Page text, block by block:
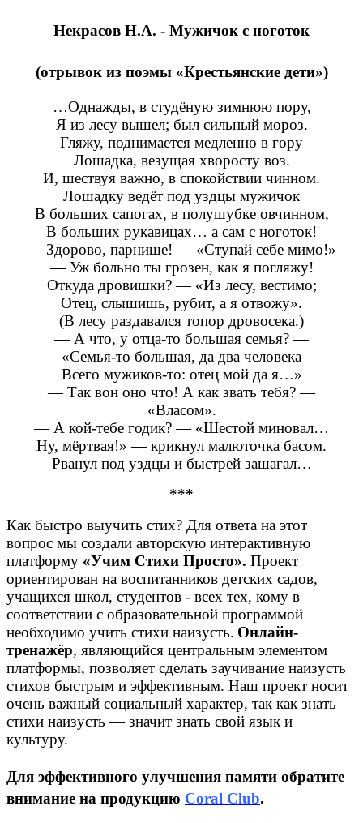
Некрасов Н.А. - Мужичок с ноготок
(отрывок из поэмы «Крестьянские дети»)
…Однажды, в студёную зимнюю пору,
Я из лесу вышел; был сильный мороз.
Гляжу, поднимается медленно в гору
Лошадка, везущая хворосту воз.
И, шествуя важно, в спокойствии чинном.
Лошадку ведёт под уздцы мужичок
В больших сапогах, в полушубке овчинном,
В больших рукавицах… а сам с ноготок!
— Здорово, парнище! — «Ступай себе мимо!»
— Уж больно ты грозен, как я погляжу!
Откуда дровишки? — «Из лесу, вестимо;
Отец, слышишь, рубит, а я отвожу».
(В лесу раздавался топор дровосека.)
— А что, у отца-то большая семья? —
«Семья-то большая, да два человека
Всего мужиков-то: отец мой да я…»
— Так вон оно что! А как звать тебя? —
«Власом».
— А кой-тебе годик? — «Шестой миновал…
Ну, мёртвая!» — крикнул малюточка басом.
Рванул под уздцы и быстрей зашагал…
***
Как быстро выучить стих? Для ответа на этот
вопрос мы создали авторскую интерактивную
платформу «Учим Стихи Просто». Проект
ориентирован на воспитанников детских садов,
учащихся школ, студентов - всех тех, кому в
соответствии с образовательной программой
необходимо учить стихи наизусть. Онлайн-
тренажёр, являющийся центральным элементом
платформы, позволяет сделать заучивание наизусть
стихов быстрым и эффективным. Наш проект носит
очень важный социальный характер, так как знать
стихи наизусть — значит знать свой язык и
культуру.
Для эффективного улучшения памяти обратите
внимание на продукцию Coral Club.